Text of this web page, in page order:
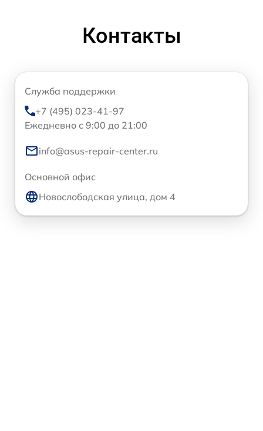
Контакты
Служба поддержки
+7 (495) 023-41-97
Ежедневно с 9:00 до 21:00
info@asus-repair-center.ru
Основной офис
Новослободская улица, дом 4